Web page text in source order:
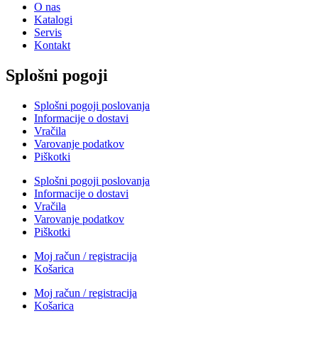
O nas
Katalogi
Servis
Kontakt
Splošni pogoji
Splošni pogoji poslovanja
Informacije o dostavi
Vračila
Varovanje podatkov
Piškotki
Splošni pogoji poslovanja
Informacije o dostavi
Vračila
Varovanje podatkov
Piškotki
Moj račun / registracija
Košarica
Moj račun / registracija
Košarica